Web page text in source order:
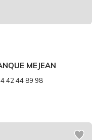
MEJEAN
42 44 89 98